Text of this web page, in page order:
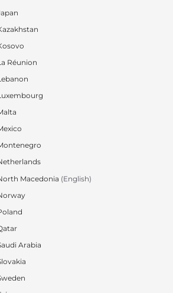
Réunion
Macedonia (English)
Arabia